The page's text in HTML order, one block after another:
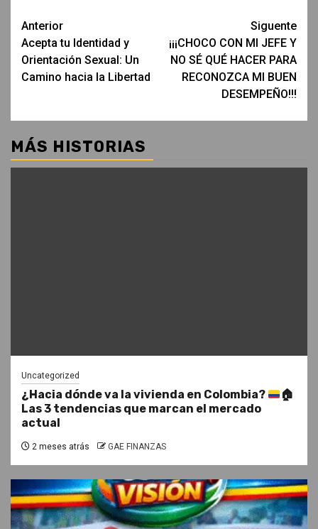
Post
navigation
Anterior
Acepta tu Identidad y
Orientación Sexual: Un
Camino hacia la Libertad
Siguente
¡¡¡CHOCO CON MI JEFE Y
NO SÉ QUÉ HACER PARA
RECONOZCA MI BUEN
DESEMPEÑO!!!
MÁS HISTORIAS
Uncategorized
¿Hacia dónde va la vivienda en Colombia?
🏠
Las 3 tendencias que marcan el mercado
actual
2 meses atrás GAE FINANZAS